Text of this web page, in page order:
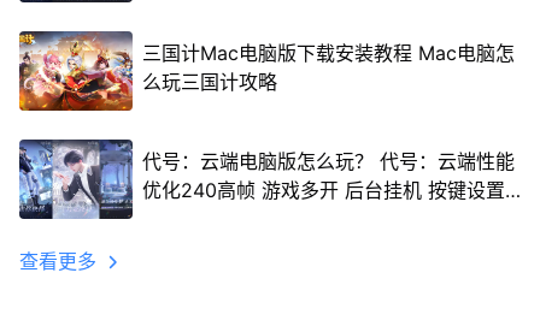
三国计Mac电脑版下载安装教程 Mac电脑怎
么玩三国计攻略
代号：云端电脑版怎么玩？ 代号：云端性能
优化240高帧 游戏多开 后台挂机 按键设置
查看更多